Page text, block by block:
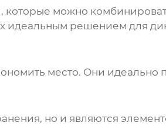
которые можно
идеальным решением для
место. Они идеально
но и являются